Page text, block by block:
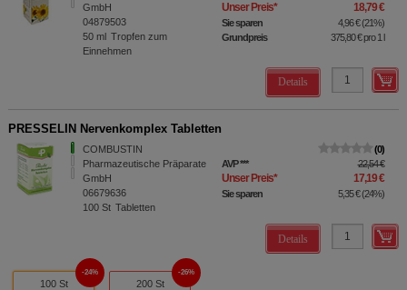
GmbH
04879503
50 ml Tropfen zum
Einnehmen
Unser Preis* 18,79 €
Sie sparen 4,96 €(21%)
Grundpreis
375,80 €pro 1 l
Details
PRESSELIN Nervenkomplex Tabletten
COMBUSTIN
Pharmazeutische Präparate
GmbH
06679636
100 St Tabletten
0
AVP*** 22,54 €
Unser Preis* 17,19 €
Sie sparen 5,35 €(24%)
Details
100 St
24%
200 St
26%